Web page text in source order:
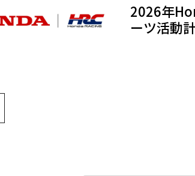
2026年
ーツ活動